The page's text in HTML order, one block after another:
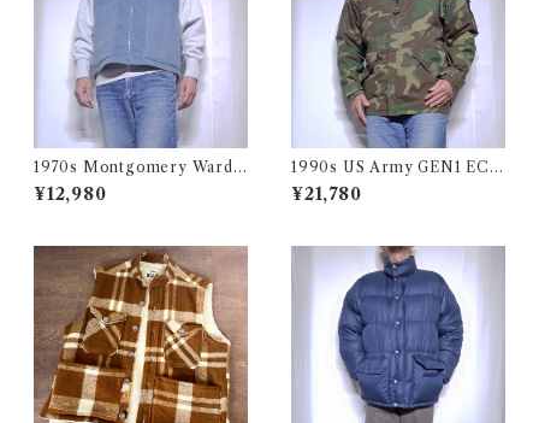
1970s Montgomery Ward
PUT TOGETHERS Nylon S
ki Vest / 70年代 モンゴメリー
¥12,980
1990s US Army GEN1 EC
WCS Gore-Tex Parka M-R
/ 米軍 ゴアテックス パーカー
¥21,780